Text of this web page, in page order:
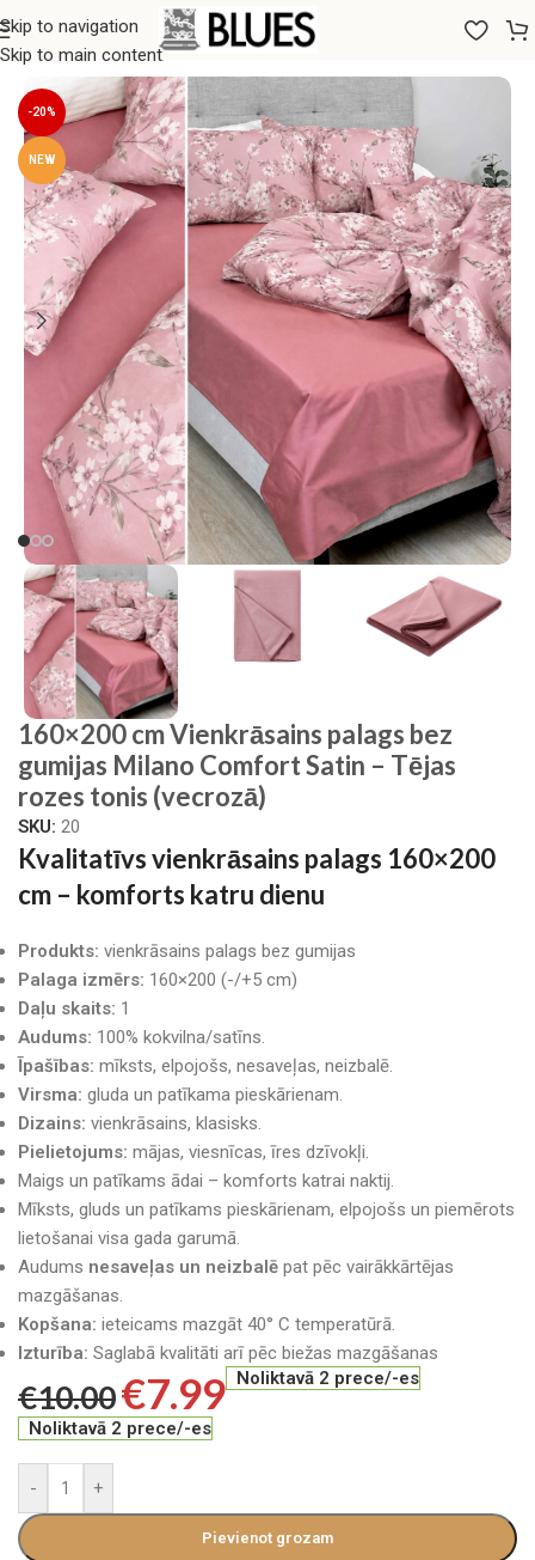
Skip to navigation
Skip to main content
Sākums/Gultas veļa/Palagi/Parastie palagi
-20%
NEW
160×200 cm Vienkrāsains palags bez
gumijas Milano Comfort Satin – Tējas
rozes tonis (vecrozā)
SKU: 20
Kvalitatīvs vienkrāsains palags 160×200
cm – komforts katru dienu
Produkts: vienkrāsains palags bez gumijas
Palaga izmērs: 160×200 (-/+5 cm)
Daļu skaits: 1
Audums: 100% kokvilna/satīns.
Īpašības: mīksts, elpojošs, nesaveļas, neizbalē.
Virsma: gluda un patīkama pieskārienam.
Dizains: vienkrāsains, klasisks.
Pielietojums: mājas, viesnīcas, īres dzīvokļi.
Maigs un patīkams ādai – komforts katrai naktij.
Mīksts, gluds un patīkams pieskārienam, elpojošs un piemērots
lietošanai visa gada garumā.
Audums nesaveļas un neizbalē pat pēc vairākkārtējas
mazgāšanas.
Kopšana: ieteicams mazgāt 40° C temperatūrā.
Izturība: Saglabā kvalitāti arī pēc biežas mazgāšanas
€10.00€7.99 Noliktavā 2 prece/-es
Noliktavā 2 prece/-es
- +
Pievienot grozam